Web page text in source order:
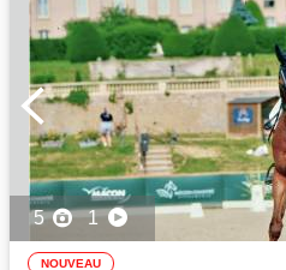
5 1
NOUVEAU